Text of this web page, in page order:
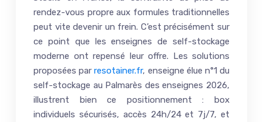
rendez-vous propre aux formules traditionnelles
peut vite devenir un frein. C’est précisément sur
ce point que les enseignes de self-stockage
moderne ont repensé leur offre. Les solutions
proposées parresotainer.fr, enseigne élue n°1 du
self-stockage au Palmarès des enseignes 2026,
illustrent bien ce positionnement : box
individuels sécurisés, accès 24h/24 et 7j/7, et